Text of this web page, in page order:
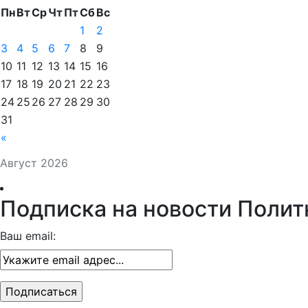
Август 2026
ПнВтСрЧтПтСбВс
«
1
2
3
4 5 6 7 8
9
10 11 12 13 14 15 16
17 18 19 20 21 22 23
24 25 26 27 28 29 30
31
Подписка на новости
Ваш email: